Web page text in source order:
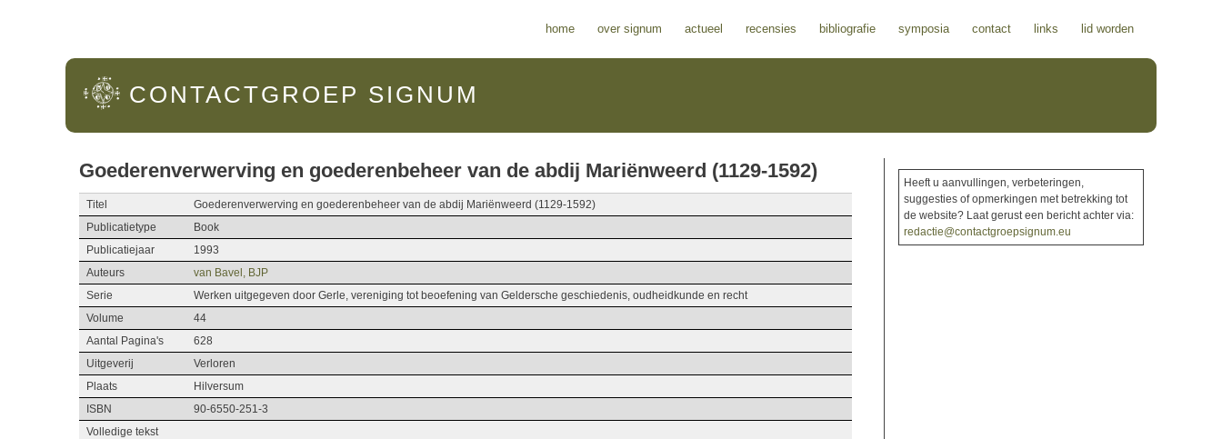
home over signum actueel recensies bibliografie symposia contact links lid worden
CONTACTGROEP SIGNUM
Goederenverwerving en goederenbeheer van de abdij Mariënweerd (1129-1592)
Titel
Goederenverwerving en goederenbeheer van de abdij Mariënweerd (1129-1592)
Publicatietype
Book
Publicatiejaar
1993
Auteurs
van Bavel, BJP
Serie
Werken uitgegeven door Gerle, vereniging tot beoefening van Geldersche geschiedenis, oudheidkunde en recht
Volume
44
Aantal Pagina's
628
Uitgeverij
Verloren
Plaats
Hilversum
ISBN
90-6550-251-3
Volledige tekst
Heeft u aanvullingen, verbeteringen,
suggesties of opmerkingen met betrekking tot
de website? Laat gerust een bericht achter via:
redactie@contactgroepsignum.eu